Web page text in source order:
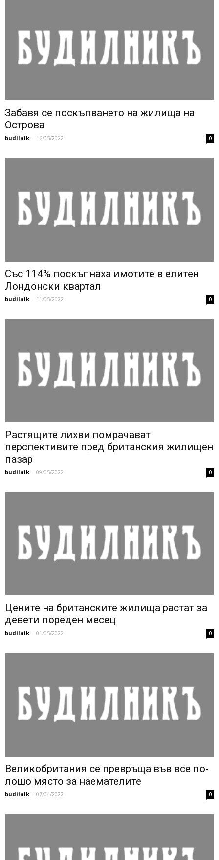
Забавя се поскъпването на жилища на
Острова
budilnik - 16/05/2022 0
Със 114% поскъпнаха имотите в елитен
Лондонски квартал
budilnik - 11/05/2022 0
Растящите лихви помрачават
перспективите пред британския жилищен
пазар
budilnik - 09/05/2022 0
Цените на британските жилища растат за
девети пореден месец
budilnik - 01/05/2022 0
Великобритания се превръща във все по-
лошо място за наемателите
budilnik - 07/04/2022 0